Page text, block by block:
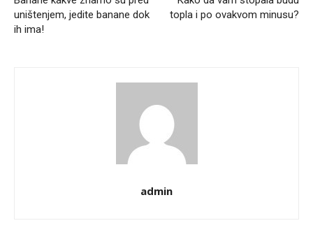
uništenjem, jedite banane dok
ih ima!
topla i po ovakvom minusu?
admin